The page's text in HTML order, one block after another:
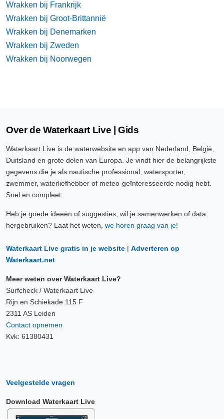
Wrakken bij Frankrijk
Wrakken bij Groot-Brittannië
Wrakken bij Denemarken
Wrakken bij Zweden
Wrakken bij Noorwegen
Over de Waterkaart Live | Gids
Waterkaart Live is de waterwebsite en app van Nederland, België,
Duitsland en grote delen van Europa. Je vindt hier de belangrijkste
gegevens die je als nautische professional, watersporter,
zwemmer, waterliefhebber of meteo-geïnteresseerde nodig hebt.
Snel en compleet.
Heb je goede ideeën of suggesties, wil je samenwerken of data
hergebruiken? Laat het weten, we horen graag van je!
Waterkaart Live gratis in je website | Adverteren op
Waterkaart.net
Meer weten over Waterkaart Live?
Surfcheck / Waterkaart Live
Rijn en Schiekade 115 F
2311 AS Leiden
Contact opnemen
Kvk: 61380431
Veelgestelde vragen
Download Waterkaart Live